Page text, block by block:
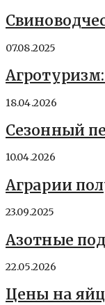
07.08.2025
18.04.2026
Сезонный
10.04.2026
Аграрии
23.09.2025
Азотные
22.05.2026
Цены на